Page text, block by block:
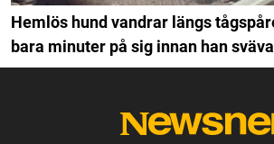
Hemlös hund vandrar längs
bara minuter på sig innan han